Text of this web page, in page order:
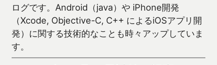
ログです。Android（java）や iPhone開発
（Xcode, Objective-C, C++ によるiOSアプリ開
発）に関する技術的なことも時々アップしていま
す。